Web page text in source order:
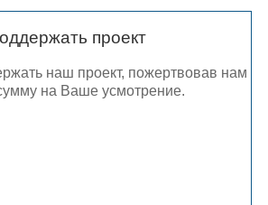
проект
наш проект, пожертвовав нам
на Ваше усмотрение.